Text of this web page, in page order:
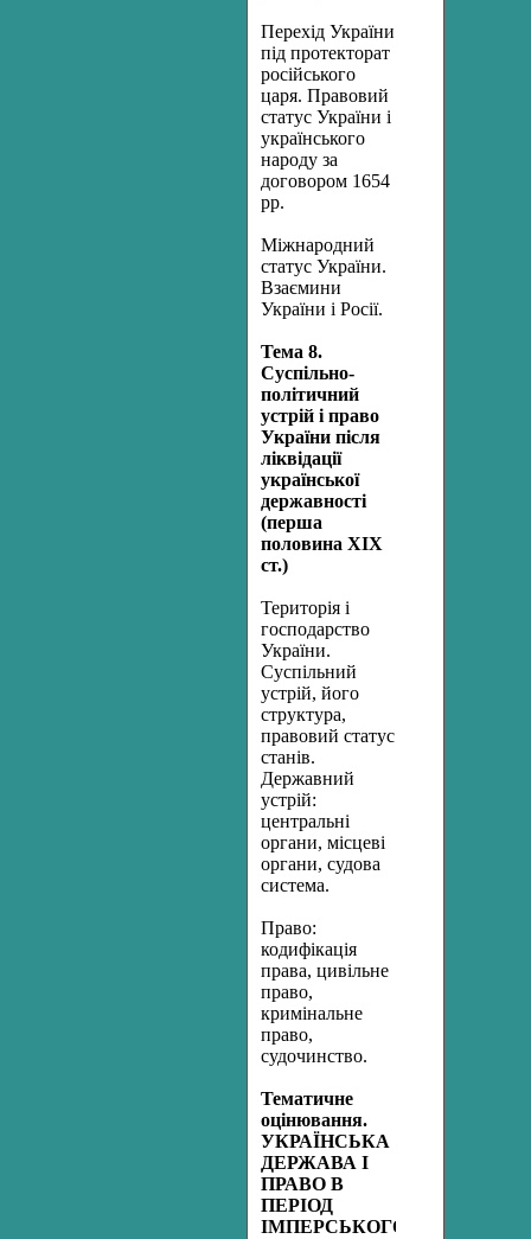
Перехід України
під протекторат
російського
царя. Правовий
статус України і
українського
народу за
договором 1654
рр.
Міжнародний
статус України.
Взаємини
України і Росії.
Тема 8.
Суспільно-
політичний
устрій і право
України після
ліквідації
української
державності
(перша
половина XIX
ст.)
Територія і
господарство
України.
Суспільний
устрій, його
структура,
правовий статус
станів.
Державний
устрій:
центральні
органи, місцеві
органи, судова
система.
Право:
кодифікація
права, цивільне
право,
кримінальне
право,
судочинство.
Тематичне
оцінювання.
УКРАЇНСЬКА
ДЕРЖАВА І
ПРАВО В
ПЕРІОД
ІМПЕРСЬКОГО